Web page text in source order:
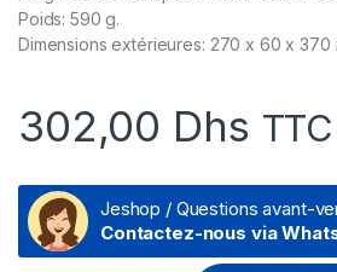
Poids: 590 g.
Dimensions extérieures: 270 x 60 x 370
302,00 Dhs TTC
Jeshop / Questions avant-
Contactez-nous via